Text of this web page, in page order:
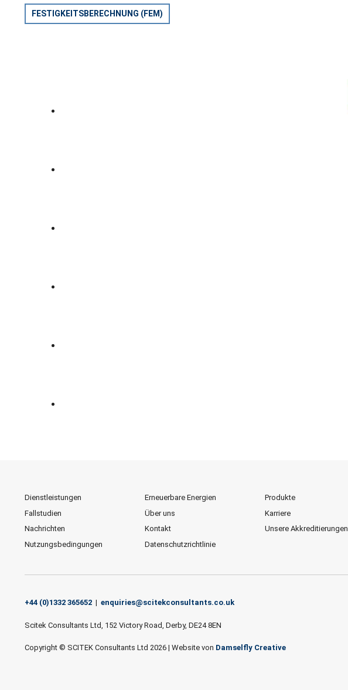
BEITRAGSNAVIGATION
FESTIGKEITSBERECHNUNG (FEM)
Dienstleistungen Erneuerbare Energien
Produkte
Fallstudien
Über uns
Karriere
Nachrichten
Kontakt
Unsere Akkreditierungen
Nutzungsbedingungen
Datenschutzrichtlinie
+44 (0)1332 365652 | enquiries@scitekconsultants.co.uk
Scitek Consultants Ltd, 152 Victory Road, Derby, DE24 8EN
Copyright © SCITEK Consultants Ltd 2026 | Website von Damselfly Creative